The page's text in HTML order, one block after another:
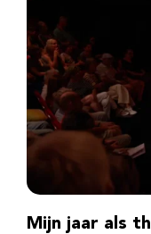
Mijn jaar als